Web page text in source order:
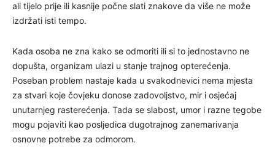
ali tijelo prije ili kasnije počne slati znakove da više ne može
izdržati isti tempo.
Kada osoba ne zna kako se odmoriti ili si to jednostavno ne
dopušta, organizam ulazi u stanje trajnog opterećenja.
Poseban problem nastaje kada u svakodnevici nema mjesta
za stvari koje čovjeku donose zadovoljstvo, mir i osjećaj
unutarnjeg rasterećenja. Tada se slabost, umor i razne tegobe
mogu pojaviti kao posljedica dugotrajnog zanemarivanja
osnovne potrebe za odmorom.